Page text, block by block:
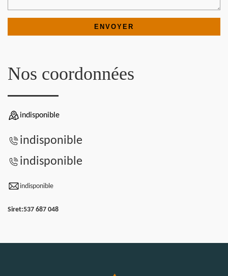
Nos coordonnées
indisponible
indisponible
indisponible
indisponible
Siret:537 687 048